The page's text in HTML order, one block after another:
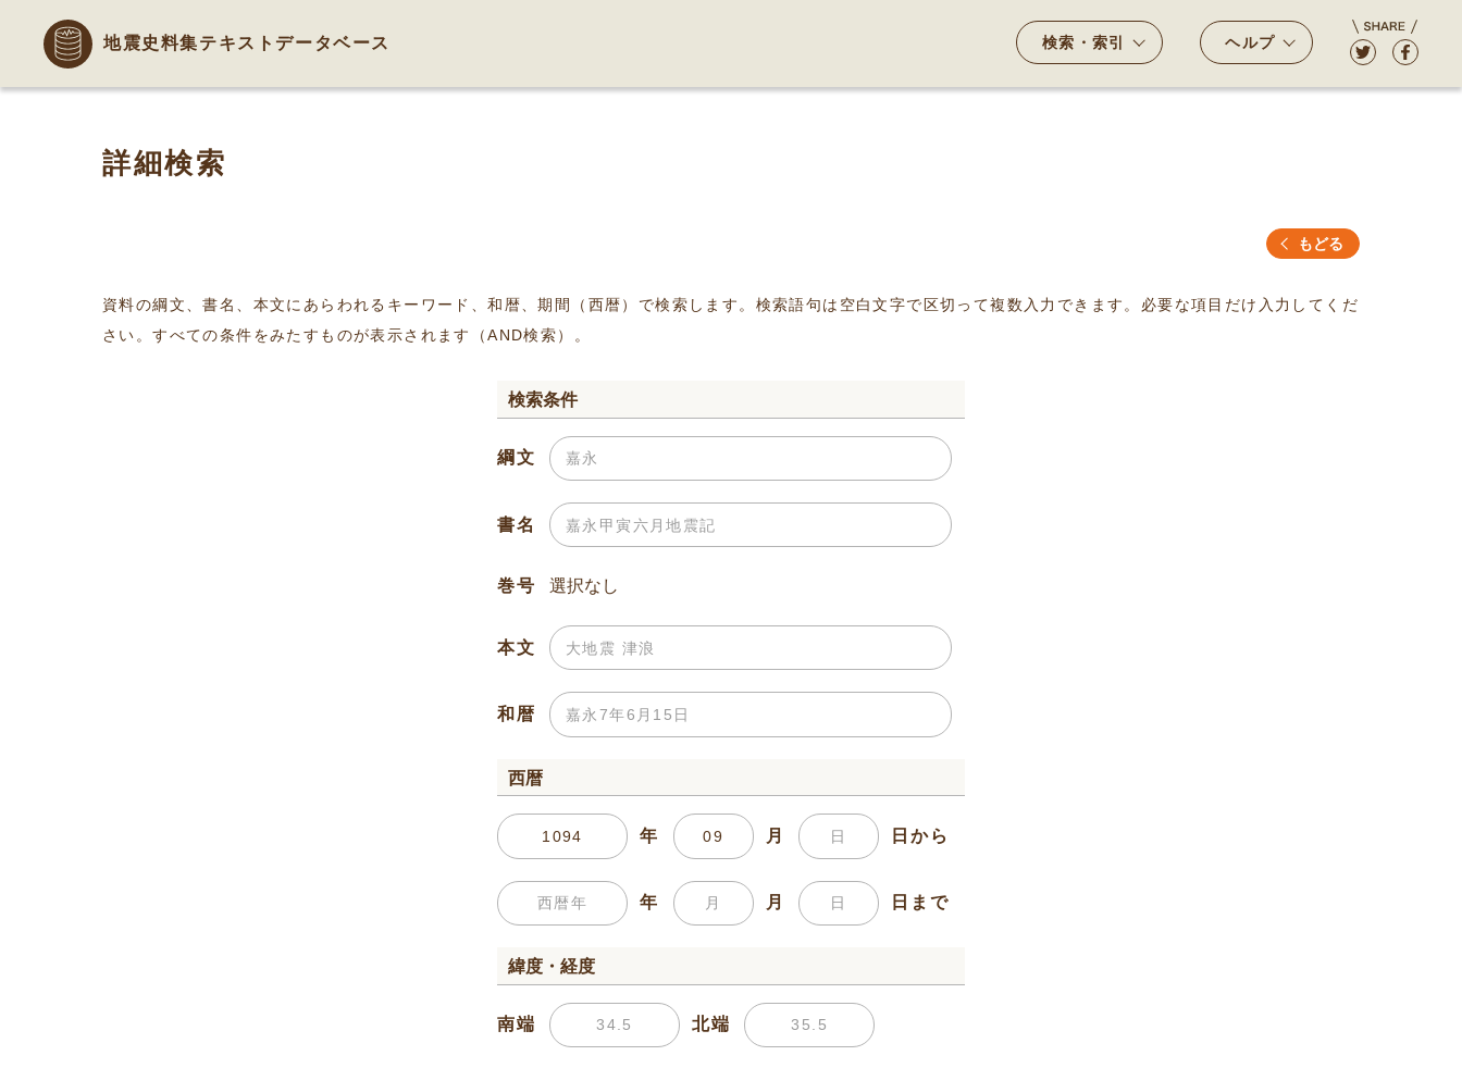
地震史料集テキストデータベース 検索・索引 ヘルプ
詳細検索
もどる
資料の綱文、書名、本文にあらわれるキーワード、和暦、期間（西暦）で検索します。検索語句は空白文字で区切って複数入力できます。必要な項目だけ入力してくだ
さい。すべての条件をみたすものが表示されます（AND検索）。
検索条件
綱文
書名
巻号
本文
和暦
西暦
年 月 日から
年 月 日まで
緯度・経度
南端 北端